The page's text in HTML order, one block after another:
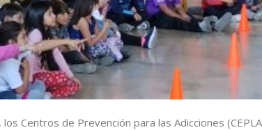
Centros de Prevención para las Adicciones